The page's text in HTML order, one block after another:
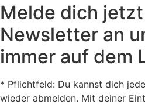
Melde dich
Newsletter an
immer auf dem
* Pflichtfeld: Du kannst dich
wieder abmelden. Mit deiner